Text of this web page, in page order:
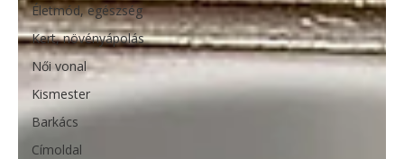
Életmód, egészség
Kert, növényápolás
Női vonal
Kismester
Barkács
Címoldal